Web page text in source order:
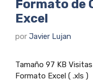
Formato de
Excel
por Javier Lujan
Tamaño 97 KB
Formato Excel ( .xls )